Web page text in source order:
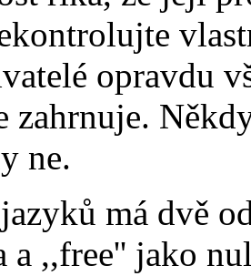
opravdu
zahrnuje.
ne.
má dvě
a ,,free'' jako